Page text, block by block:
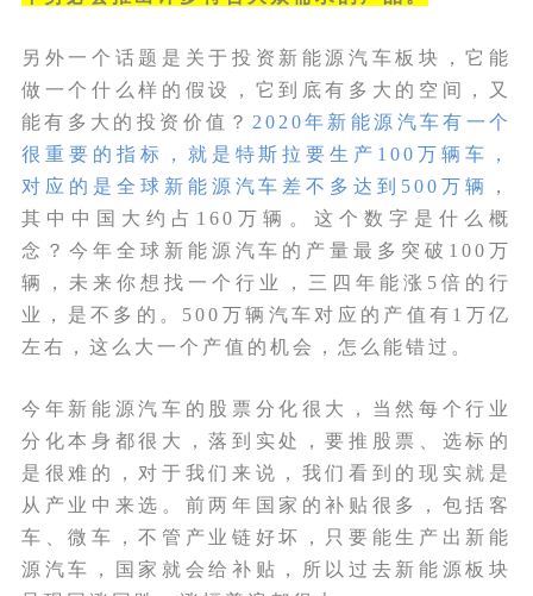
另外一个话题是关于投资新能源汽车板块，它能
做一个什么样的假设，它到底有多大的空间，又
能有多大的投资价值？ 2020年新能源汽车有一个
很重要的指标，就是特斯拉要生产100万辆车，
对应的是全球新能源汽车差不多达到500万辆
，
其中中国大约占160万辆。这个数字是什么概
念？今年全球新能源汽车的产量最多突破100万
辆，未来你想找一个行业，三四年能涨5倍的行
业，是不多的。500万辆汽车对应的产值有1万亿
左右，这么大一个产值的机会，怎么能错过。
今年新能源汽车的股票分化很大，当然每个行业
分化本身都很大，落到实处，要推股票、选标的
是很难的，对于我们来说，我们看到的现实就是
从产业中来选。前两年国家的补贴很多，包括客
车、微车，不管产业链好坏，只要能生产出新能
源汽车，国家就会给补贴，所以过去新能源板块